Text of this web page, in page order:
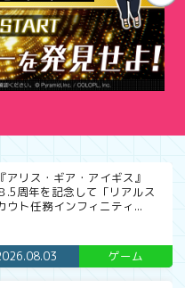
ゲーム
『アリス・ギア・アイギス』
.5周年を記念して「リアルス
ウト任務インフィニティ...